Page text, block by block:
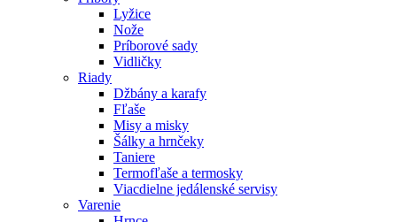
Lyžice
Nože
Príborové sady
Vidličky
Riady
Džbány a karafy
Fľaše
Misy a misky
Šálky a hrnčeky
Taniere
Termofľaše a termosky
Viacdielne jedálenské servisy
Varenie